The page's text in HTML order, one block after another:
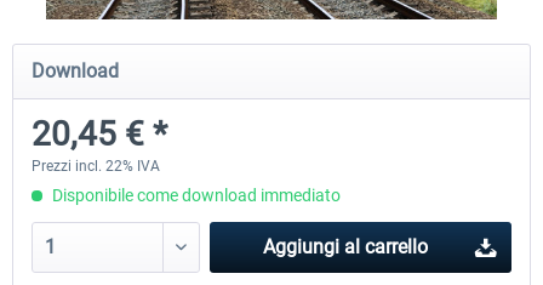
ICE 4 (Class 412)
35,83 € *
Download
20,45 € *
Prezzi incl. 22% IVA
Disponibile come download immediato
Aggiungi al carrello